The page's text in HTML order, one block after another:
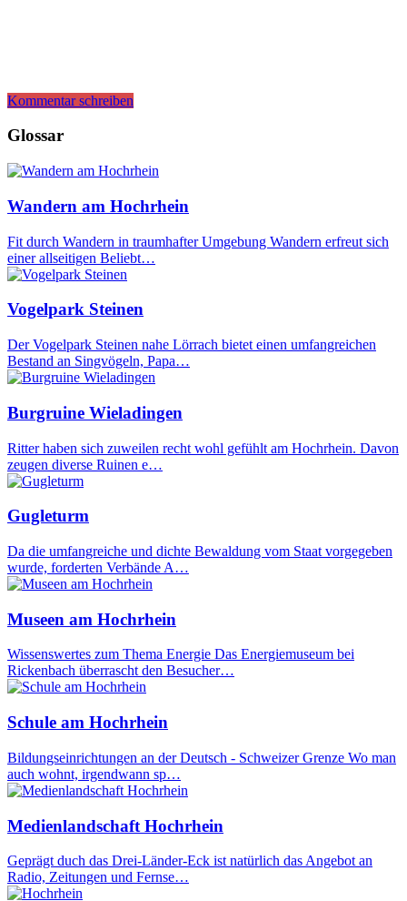
Kommentar schreiben
Glossar
Wandern am Hochrhein
Fit durch Wandern in traumhafter Umgebung Wandern erfreut sich
einer allseitigen Beliebt…
Vogelpark Steinen
Der Vogelpark Steinen nahe Lörrach bietet einen umfangreichen
Bestand an Singvögeln, Papa…
Burgruine Wieladingen
Ritter haben sich zuweilen recht wohl gefühlt am Hochrhein. Davon
zeugen diverse Ruinen e…
Gugleturm
Da die umfangreiche und dichte Bewaldung vom Staat vorgegeben
wurde, forderten Verbände A…
Museen am Hochrhein
Wissenswertes zum Thema Energie Das Energiemuseum bei
Rickenbach überrascht den Besucher…
Schule am Hochrhein
Bildungseinrichtungen an der Deutsch - Schweizer Grenze Wo man
auch wohnt, irgendwann sp…
Medienlandschaft Hochrhein
Geprägt duch das Drei-Länder-Eck ist natürlich das Angebot an
Radio, Zeitungen und Fernse…